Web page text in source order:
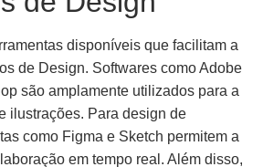
disponíveis que facilitam a
de Design. Softwares como Adobe
são amplamente utilizados para a
ilustrações. Para design de
como Figma e Sketch permitem a
em tempo real. Além disso,